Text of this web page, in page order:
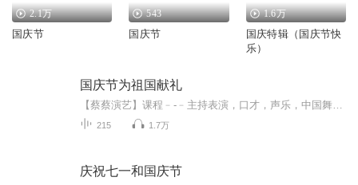
2.1万
国庆节
543
国庆节
1.6万
国庆特辑（国庆节快
乐）
国庆节为祖国献礼
215 1.7万
庆祝七一和国庆节